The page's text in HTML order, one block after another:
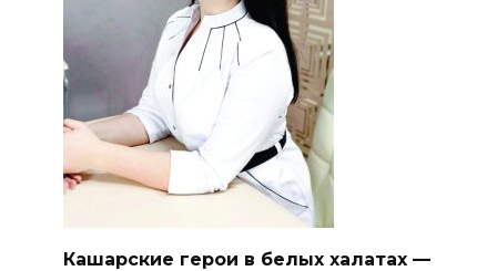
Кашарские герои в белых халатах —